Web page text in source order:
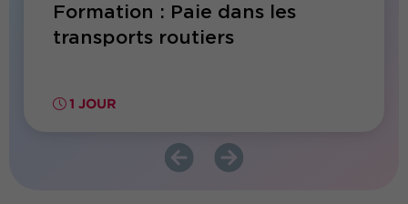
Formation : Paie dans les
transports routiers
1 JOUR